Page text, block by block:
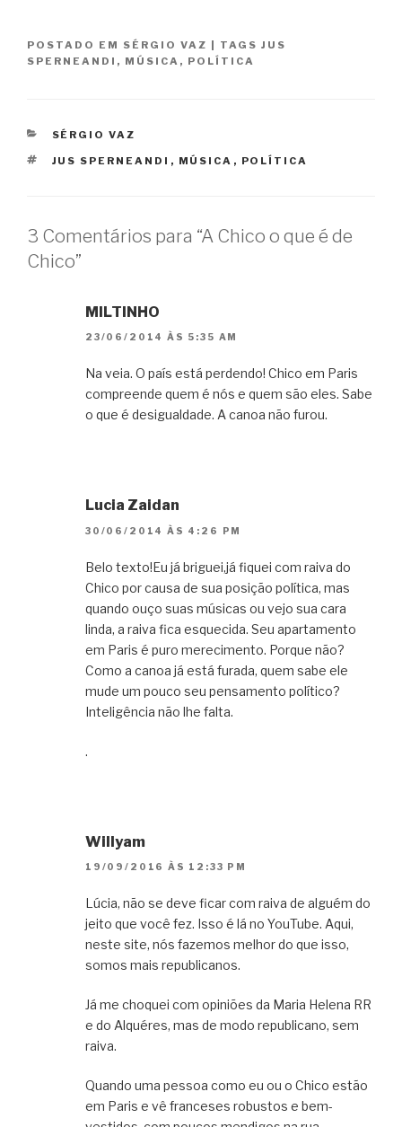
POSTADO EM SÉRGIO VAZ TAGS JUS
SPERNEANDI , MÚSICA , POLÍTICA
CATEGORIAS
SÉRGIO VAZ
TAGS
JUS SPERNEANDI , MÚSICA , POLÍTICA
3 Comentários para “A Chico o que é de
Chico”
MILTINHO
23/06/2014 ÀS 5:35 AM
Na veia. O país está perdendo! Chico em Paris
compreende quem é nós e quem são eles. Sabe
o que é desigualdade. A canoa não furou.
Lucia Zaidan
30/06/2014 ÀS 4:26 PM
Belo texto!Eu já briguei,já fiquei com raiva do
Chico por causa de sua posição política, mas
quando ouço suas músicas ou vejo sua cara
linda, a raiva fica esquecida. Seu apartamento
em Paris é puro merecimento. Porque não?
Como a canoa já está furada, quem sabe ele
mude um pouco seu pensamento político?
Inteligência não lhe falta.
.
Willyam
19/09/2016 ÀS 12:33 PM
Lúcia, não se deve ficar com raiva de alguém do
jeito que você fez. Isso é lá no YouTube. Aqui,
neste site, nós fazemos melhor do que isso,
somos mais republicanos.
Já me choquei com opiniões da Maria Helena RR
e do Alquéres, mas de modo republicano, sem
raiva.
Quando uma pessoa como eu ou o Chico estão
em Paris e vê franceses robustos e bem-